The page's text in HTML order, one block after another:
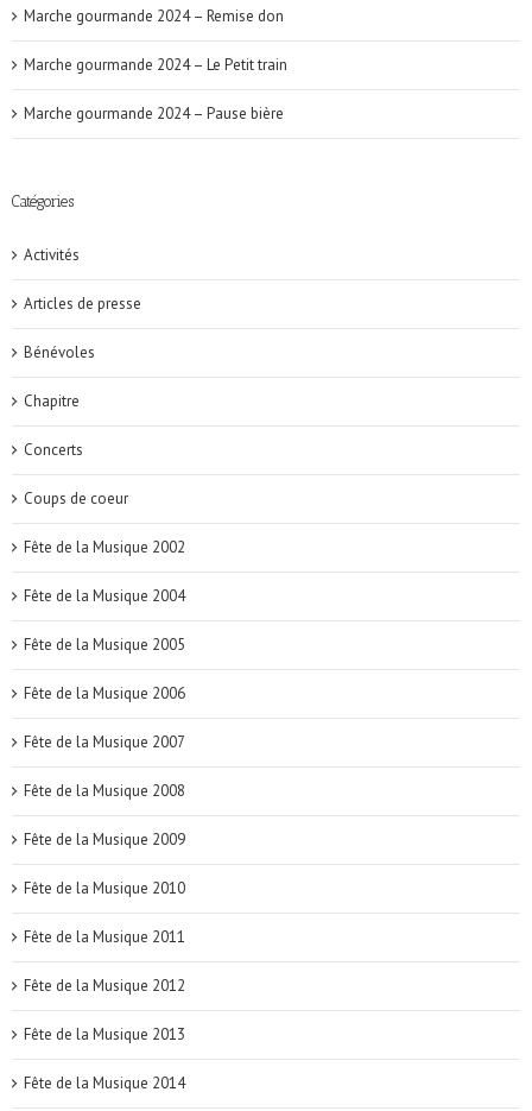
Marche gourmande 2024 – Remise don
Marche gourmande 2024 – Le Petit train
Marche gourmande 2024 – Pause bière
Catégories
Activités
Articles de presse
Bénévoles
Chapitre
Concerts
Coups de coeur
Fête de la Musique 2002
Fête de la Musique 2004
Fête de la Musique 2005
Fête de la Musique 2006
Fête de la Musique 2007
Fête de la Musique 2008
Fête de la Musique 2009
Fête de la Musique 2010
Fête de la Musique 2011
Fête de la Musique 2012
Fête de la Musique 2013
Fête de la Musique 2014